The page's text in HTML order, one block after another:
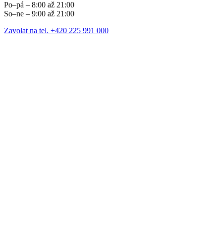
Po–pá – 8:00 až 21:00
So–ne – 9:00 až 21:00
Zavolat na tel. +420 225 991 000